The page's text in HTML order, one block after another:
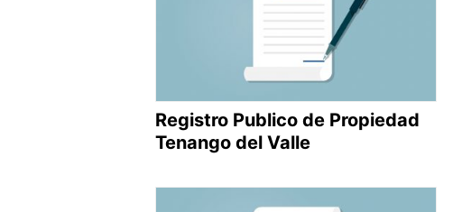
Registro Publico de Propiedad
Tenango del Valle